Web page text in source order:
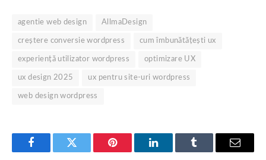
agentie web design AllmaDesign
creștere conversie wordpress cum îmbunătățești ux
experiență utilizator wordpress optimizare UX
ux design 2025 ux pentru site-uri wordpress
web design wordpress
FacebookTwitter Pinterest LinkedInTumblr Email